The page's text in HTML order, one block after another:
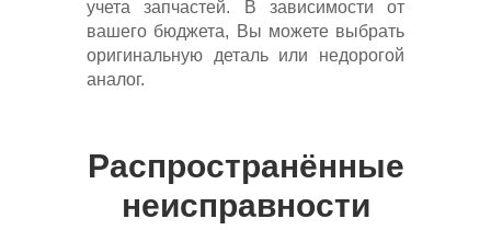
учета запчастей. В зависимости от
вашего бюджета, Вы можете выбрать
оригинальную деталь или недорогой
аналог.
Распространённые
неисправности